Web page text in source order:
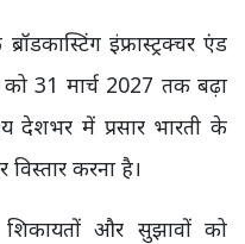
इंफ्रास्ट्रक्चर एंड
31 मार्च 2027 तक बढ़ा
देशभर में प्रसार भारती के
करना है।
और सुझावों को